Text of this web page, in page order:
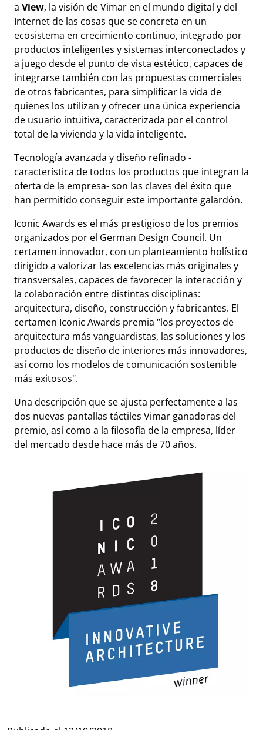
a View, la visión de Vimar en el mundo digital y del
Internet de las cosas que se concreta en un
ecosistema en crecimiento continuo, integrado por
productos inteligentes y sistemas interconectados y
a juego desde el punto de vista estético, capaces de
integrarse también con las propuestas comerciales
de otros fabricantes, para simplificar la vida de
quienes los utilizan y ofrecer una única experiencia
de usuario intuitiva, caracterizada por el control
total de la vivienda y la vida inteligente.
Tecnología avanzada y diseño refinado -
característica de todos los productos que integran la
oferta de la empresa- son las claves del éxito que
han permitido conseguir este importante galardón.
Iconic Awards es el más prestigioso de los premios
organizados por el German Design Council. Un
certamen innovador, con un planteamiento holístico
dirigido a valorizar las excelencias más originales y
transversales, capaces de favorecer la interacción y
la colaboración entre distintas disciplinas:
arquitectura, diseño, construcción y fabricantes. El
certamen Iconic Awards premia “los proyectos de
arquitectura más vanguardistas, las soluciones y los
productos de diseño de interiores más innovadores,
así como los modelos de comunicación sostenible
más exitosos".
Una descripción que se ajusta perfectamente a las
dos nuevas pantallas táctiles Vimar ganadoras del
premio, así como a la filosofía de la empresa, líder
del mercado desde hace más de 70 años.